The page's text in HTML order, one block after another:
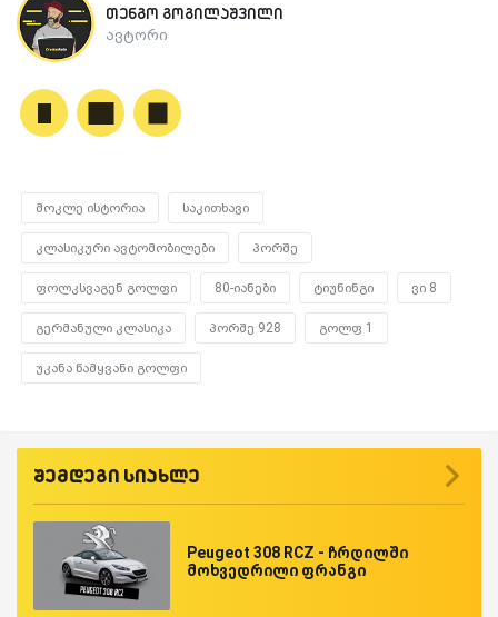
თენგო გოგილაშვილი
ავტორი
მოკლე ისტორია საკითხავი
კლასიკური ავტომობილები პორშე
ფოლკსვაგენ გოლფი 80-იანები ტიუნინგი ვი 8
გერმანული კლასიკა პორშე 928 გოლფ 1
უკანა წამყვანი გოლფი
შემდეგი სიახლე
Peugeot 308 RCZ - ჩრდილში
მოხვედრილი ფრანგი